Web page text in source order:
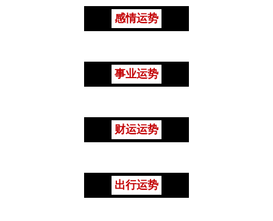
感情运势
事业运势
财运运势
出行运势